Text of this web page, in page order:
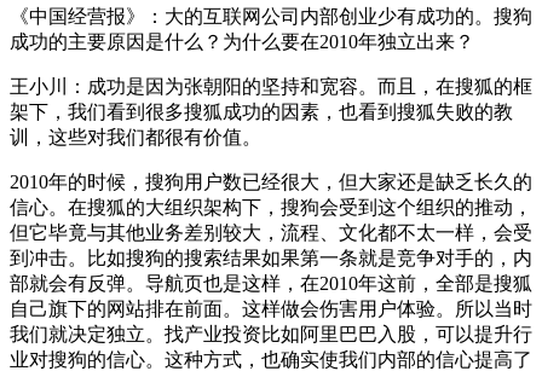
《中国经营报》：大的互联网公司内部创业少有成功的。搜狗
成功的主要原因是什么？为什么要在2010年独立出来？
王小川：成功是因为张朝阳的坚持和宽容。而且，在搜狐的框
架下，我们看到很多搜狐成功的因素，也看到搜狐失败的教
训，这些对我们都很有价值。
2010年的时候，搜狗用户数已经很大，但大家还是缺乏长久的
信心。在搜狐的大组织架构下，搜狗会受到这个组织的推动，
但它毕竟与其他业务差别较大，流程、文化都不太一样，会受
到冲击。比如搜狗的搜索结果如果第一条就是竞争对手的，内
部就会有反弹。导航页也是这样，在2010年这前，全部是搜狐
自己旗下的网站排在前面。这样做会伤害用户体验。所以当时
我们就决定独立。找产业投资比如阿里巴巴入股，可以提升行
业对搜狗的信心。这种方式，也确实使我们内部的信心提高了